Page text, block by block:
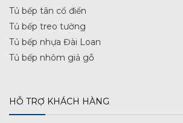
Tủ bếp tân cổ điển
Tủ bếp treo tường
Tủ bếp nhựa Đài Loan
Tủ bếp nhôm giả gỗ
HỖ TRỢ KHÁCH HÀNG